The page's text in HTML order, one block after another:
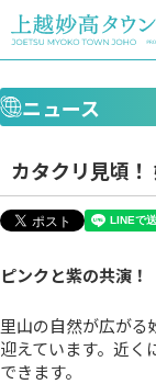
ニュース
カタクリ見頃！
ピンクと紫の共演！
里山の自然が広がる
迎えています。近く
できます。